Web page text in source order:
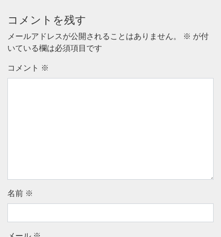
コメントを残す
メールアドレスが公開されることはありません。 ※ が付
いている欄は必須項目です
コメント ※
名前 ※